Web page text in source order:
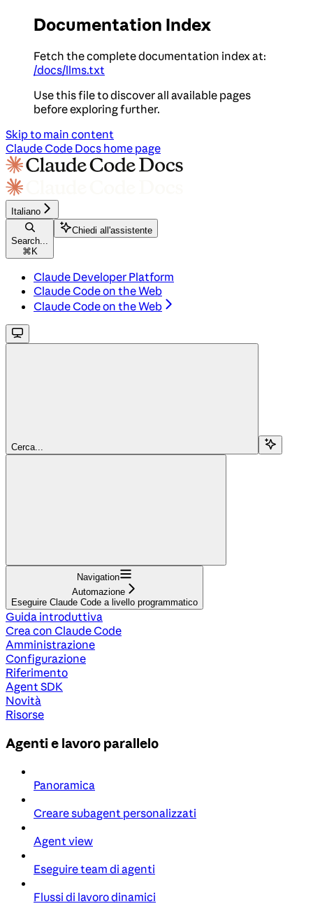
Documentation Index
Fetch the complete documentation index at:
/docs/llms.txt
Use this file to discover all available pages
before exploring further.
Skip to main content
Claude Code Docs home page
Italiano
Search...
⌘ K
Chiedi all'assistente
Claude Developer Platform
Claude Code on the Web
Claude Code on the Web
Cerca...
Navigation
Automazione
Eseguire Claude Code a livello programmatico
Guida introduttiva
Crea con Claude Code
Amministrazione
Configurazione
Riferimento
Agent SDK
Novità
Risorse
Agenti e lavoro parallelo
Panoramica
Creare subagent personalizzati
Agent view
Eseguire team di agenti
Flussi di lavoro dinamici